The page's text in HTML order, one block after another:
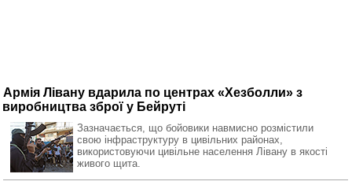
Армія Лівану вдарила по центрах «Хезболли» з
виробництва зброї у Бейруті
Зазначається, що бойовики навмисно розмістили
свою інфраструктуру в цивільних районах,
використовуючи цивільне населення Лівану в якості
живого щита.